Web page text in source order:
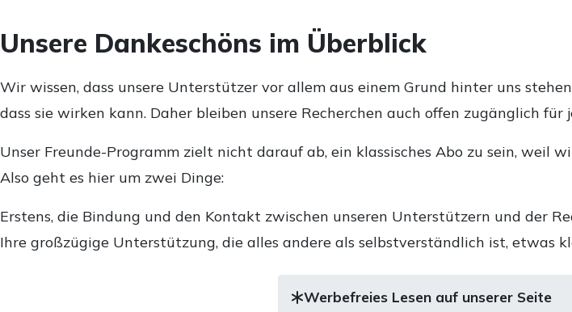
Unsere Dankeschöns im Überblick
Wir wissen, dass unsere Unterstützer vor allem aus einem Grund hinter uns
dass sie wirken kann. Daher bleiben unsere Recherchen auch offen zugänglich für
Unser Freunde-Programm zielt nicht darauf ab, ein klassisches Abo zu sein,
Also geht es hier um zwei Dinge:
Erstens, die Bindung und den Kontakt zwischen unseren Unterstützern und der
Ihre großzügige Unterstützung, die alles andere als selbstverständlich ist, etwas
Werbefreies Lesen auf unserer Seite